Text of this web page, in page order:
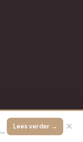
Alle rechten voorbehouden.
Wat heb je minimaal nodig om te beginnen met macramé wandstukken maken
Lees verder → ✕